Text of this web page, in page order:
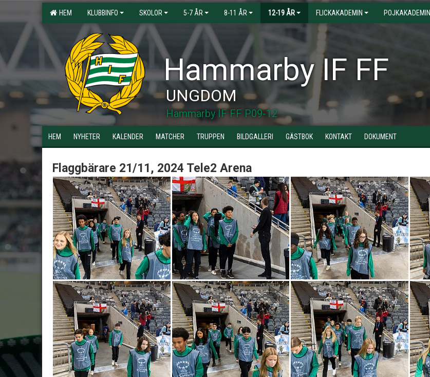
HEM KLUBBINFO SKOLOR 5-7 ÅR 8-11 ÅR 12-19 ÅR FLICKAKADEMIN POJKAKADEMIN
Hammarby IF FF
UNGDOM
Hammarby IF FF P09-12
HEM NYHETER KALENDER MATCHER TRUPPEN BILDGALLERI GÄSTBOK KONTAKT DOKUMENT
Flaggbärare 21/11, 2024 Tele2 Arena